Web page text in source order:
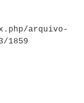
arquivo-
1859